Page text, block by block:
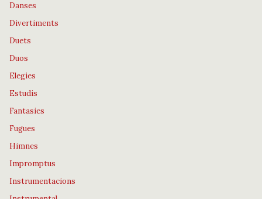
Danses
Divertiments
Duets
Duos
Elegies
Estudis
Fantasies
Fugues
Himnes
Impromptus
Instrumentacions